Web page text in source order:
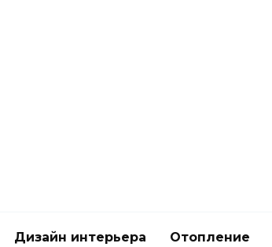
Дизайн интерьера Отопление